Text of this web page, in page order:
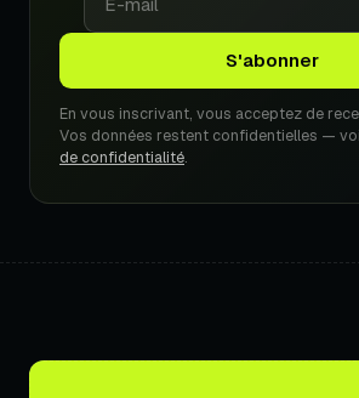
En vous inscrivant, vous acceptez de
Vos données restent confidentielles —
de confidentialité.